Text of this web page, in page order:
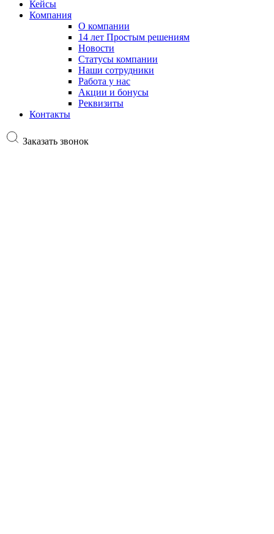
Кейсы
Компания
О компании
14 лет Простым решениям
Новости
Статусы компании
Наши сотрудники
Работа у нас
Акции и бонусы
Реквизиты
Контакты
Заказать звонок